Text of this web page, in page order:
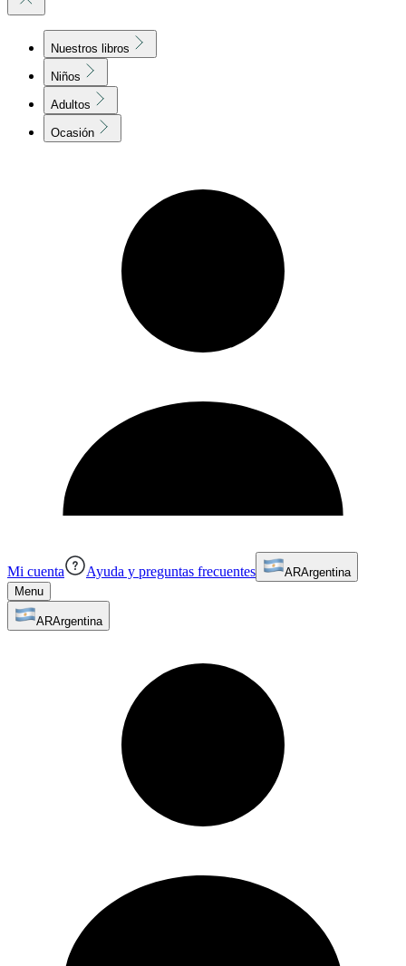
Nuestros libros
Niños
Adultos
Ocasión
Mi cuenta Ayuda y preguntas frecuentes ARArgentina
Menu
ARArgentina